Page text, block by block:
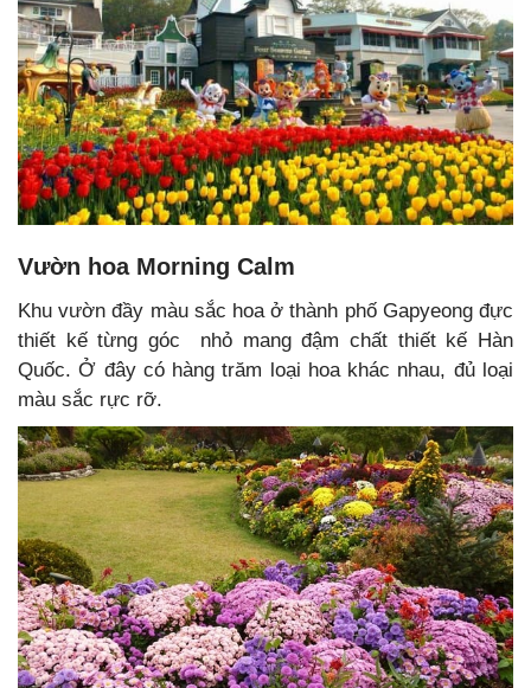
Vườn hoa Morning Calm
Khu vườn đầy màu sắc hoa ở thành phố Gapyeong đực
thiết kế từng góc nhỏ mang đậm chất thiết kế Hàn
Quốc. Ở đây có hàng trăm loại hoa khác nhau, đủ loại
màu sắc rực rỡ.